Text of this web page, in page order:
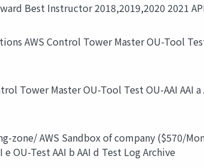
Best Instructor 2018,2019,2020 2021
AWS Control Tower Master OU-Tool
Tower Master OU-Tool Test OU-AAI AAI
AWS Sandbox of company ($570/
OU-Test AAI b AAI d Test Log Archive